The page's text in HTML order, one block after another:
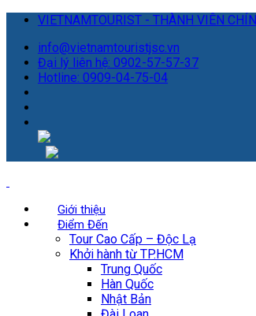
VIETNAMTOURIST - THÀNH VIÊN
info@vietnamtouristjsc.vn
Đại lý liên hệ: 0902-57-57-37
Hotline: 0909-04-75-04
Giới thiệu
Điểm Đến
Tour Cao Cấp – Độc Lạ
Khởi hành từ TP.HCM
Trung Quốc
Hàn Quốc
Nhật Bản